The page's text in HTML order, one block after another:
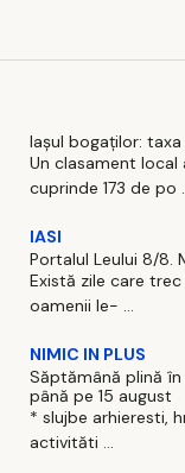
Iașul bogaților:
Un clasament
cuprinde 173 de po
IASI
Portalul Leului 8/8.
Există zile care
oamenii le- ...
NIMIC IN PLUS
Săptămână plină
până pe 15 august
* slujbe arhieresti,
activităti ...